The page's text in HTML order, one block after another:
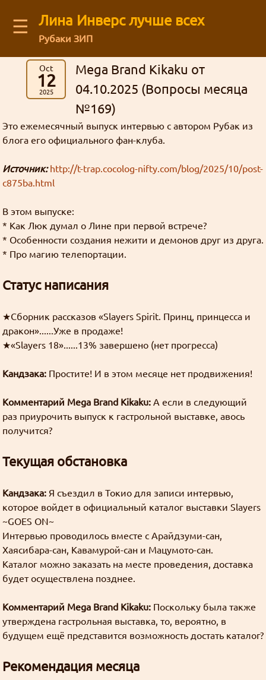
☰ Лина Инверс лучше всех
Рубаки ЗИП
You are not logged in
orregirsteran account
Oct
12
2025
Mega Brand Kikaku от
04.10.2025 (Вопросы месяца
№169)
Это ежемесячный выпуск интервью с автором Рубак из
блога его официального фан-клуба.
Источник:http://t-trap.cocolog-nifty.com/blog/2025/10/post-
c875ba.html
В этом выпуске:
* Как Люк думал о Лине при первой встрече?
* Особенности создания нежити и демонов друг из друга.
* Про магию телепортации.
Статус написания
★Сборник рассказов «Slayers Spirit. Принц, принцесса и
дракон»......Уже в продаже!
★«Slayers 18»......13% завершено (нет прогресса)
Кандзака: Простите! И в этом месяце нет продвижения!
Комментарий Mega Brand Kikaku: А если в следующий
раз приурочить выпуск к гастрольной выставке, авось
получится?
Текущая обстановка
Кандзака: Я съездил в Токио для записи интервью,
которое войдет в официальный каталог выставки Slayers
~GOES ON~
Интервью проводилось вместе с Арайдзуми-сан,
Хаясибара-сан, Кавамурой-сан и Мацумото-сан.
Каталог можно заказать на месте проведения, доставка
будет осуществлена позднее.
Комментарий Mega Brand Kikaku: Поскольку была также
утверждена гастрольная выставка, то, вероятно, в
будущем ещё представится возможность достать каталог?
Рекомендация месяца
Message board
Feedback form
Store
Архив старого форума
Можешь ли ты общаться с нами через
Дискорд?
Ввиду некоторых политических
недоступен в некоторых регионах. Мы
хотим быть уверены в том что все
желающие смогут зайти в чат.
Нет
Да
You must log in to vote
You can check the results in archive when
the poll is closed
Polls archive
Search for:
Find
Аниме
Рубаки
(55)
Магия (17)
(5)
География (5)
Творчество (71)
Переводы (26)
Сайт (31)
Всякие всякости
Ня, кавай (3)
Рецензии (5)
Хорошие, добрые буквы
Grammar nazi (3)
Форум Slayers.RU (12)
Latest blog comments:
Mega Brand Kikaku от 15.03.2026 (Вопросы месяца №174)
Джима
: На последний вопрос старичок
Кандзака на удивление прямо ответил 😺
Mega Brand Kikaku от 03.11.2025 (Вопросы месяца №170)
Mega Brand Kikaku от 04.10.2025 (Вопросы месяца №169)
анимефоруме про Аматэру, гы.
Внезапно!
Nous_Magus : Это хорошие новости. Надеюсь,
Сборник вопросов месяца с 5 по 155
Золотые купоны были отправлены старым участникам
Grabz: Я хз че такое "OPT аутентификация",
Grabz: А что там с камь-юнити Слеерс-
параллель? Последний раз когда проверял у них
даже регистрация была закрыта. Нексса-джахады
люди были 8 лет?
Grabz: Похоже просто до Клавдифлёра
для этого домена, вроде заработало.
((╬ಠิ﹏ಠิ))
Grabz
включен Cloudflare WARP?
((╬ಠิ﹏ಠิ))
Goury:
d41d-4e59-846f-1848412e14f2
Latest message board posts:
Нам нужно больше голосований
фанфик буквы манга Зелгадис рисунки картинки
Revolution Кселлос Мартина японский фанарт
административное
жизнь
интервью ня
грустно
ненависть
Рубаки
L-сама
спам матчасть
Кандзака гостевая статья
мазоку открытки Луна Инверс
мироздание кавай
фанарт
Recent visitors
Guests: 41
Members: 0